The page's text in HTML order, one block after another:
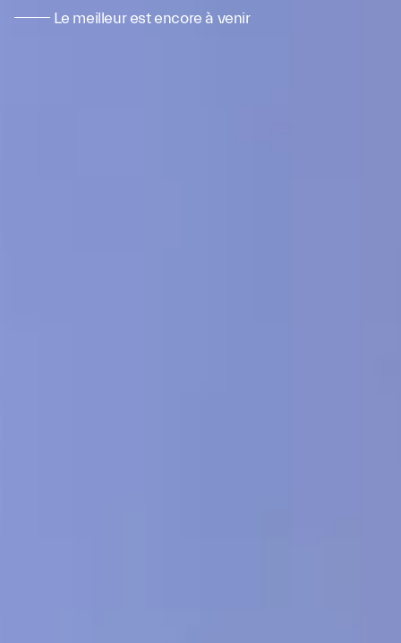
Le meilleur est encore à venir